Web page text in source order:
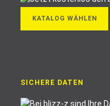
KATALOG WÄHLEN
SICHERE DATEN